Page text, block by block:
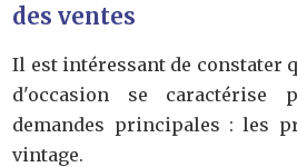
des ventes
Il est intéressant de constater
d'occasion se caractérise
demandes principales : les
vintage.